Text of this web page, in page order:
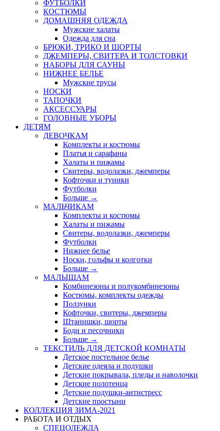
ФУТБОЛКИ
КОСТЮМЫ
ДОМАШНЯЯ ОДЕЖДА
Мужские халаты
Одежда для сна
БРЮКИ, ТРИКО И ШОРТЫ
ДЖЕМПЕРЫ, СВИТЕРА И ТОЛСТОВКИ
НАБОРЫ ДЛЯ САУНЫ
НИЖНЕЕ БЕЛЬЕ
Мужские трусы
НОСКИ
ТАПОЧКИ
АКСЕССУАРЫ
ГОЛОВНЫЕ УБОРЫ
ДЕТЯМ
ДЕВОЧКАМ
Комплекты и костюмы
Платья и сарафаны
Халаты и пижамы
Свитеры, водолазки, джемперы
Кофточки и туники
Футболки
Больше →
МАЛЬЧИКАМ
Комплекты и костюмы
Халаты и пижамы
Свитеры, водолазки, джемперы
Футболки
Нижнее белье
Носки, гольфы и колготки
Больше →
МАЛЫШАМ
Комбинезоны и полукомбинезоны
Костюмы, комплекты одежды
Ползунки
Кофточки, свитеры, джемперы
Штанишки, шорты
Боди и песочники
Больше →
ТЕКСТИЛЬ ДЛЯ ДЕТСКОЙ КОМНАТЫ
Детское постельное белье
Детские одеяла и подушки
Детские покрывала, пледы и наволочки
Детские полотенца
Детские подушки-антистресс
Детские простыни
КОЛЛЕКЦИЯ ЗИМА-2021
РАБОТА И ОТДЫХ
СПЕЦОДЕЖДА